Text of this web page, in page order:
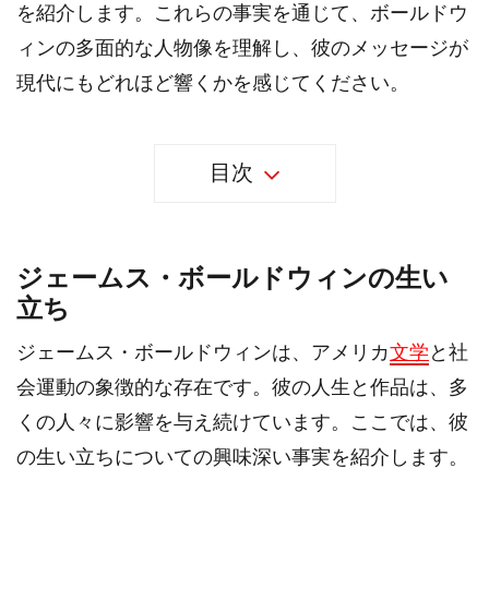
を紹介します。これらの事実を通じて、ボールドウ
ィンの多面的な人物像を理解し、彼のメッセージが
現代にもどれほど響くかを感じてください。
目次
ジェームス・ボールドウィンの生い
立ち
ジェームス・ボールドウィンは、アメリカ文学と社
会運動の象徴的な存在です。彼の人生と作品は、多
くの人々に影響を与え続けています。ここでは、彼
の生い立ちについての興味深い事実を紹介します。